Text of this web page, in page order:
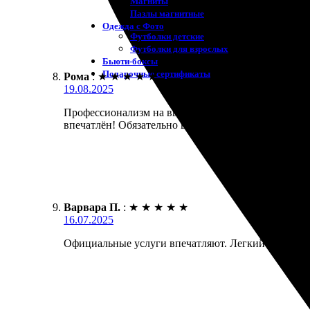
Пазлы магнитные
Одежда с Фото
Футболки детские
Футболки для взрослых
Бьюти-боксы
Подарочные сертификаты
Рома : ★ ★ ★ ★ ★
19.08.2025
Профессионализм на высшем уровне. Заказал
впечатлён! Обязательно вернусь за новыми идеями.
Варвара П. : ★ ★ ★ ★ ★
16.07.2025
Официальные услуги впечатляют. Легкий